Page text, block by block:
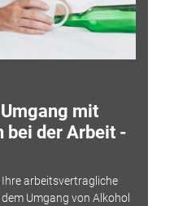
mit
bei der Arbeit -
arbeitsvertragliche
Umgang von Alkohol